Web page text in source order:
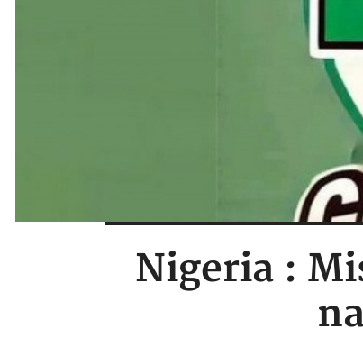
Nigeria :